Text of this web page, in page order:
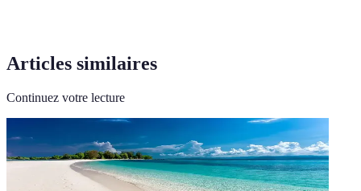
Articles similaires
Continuez votre lecture